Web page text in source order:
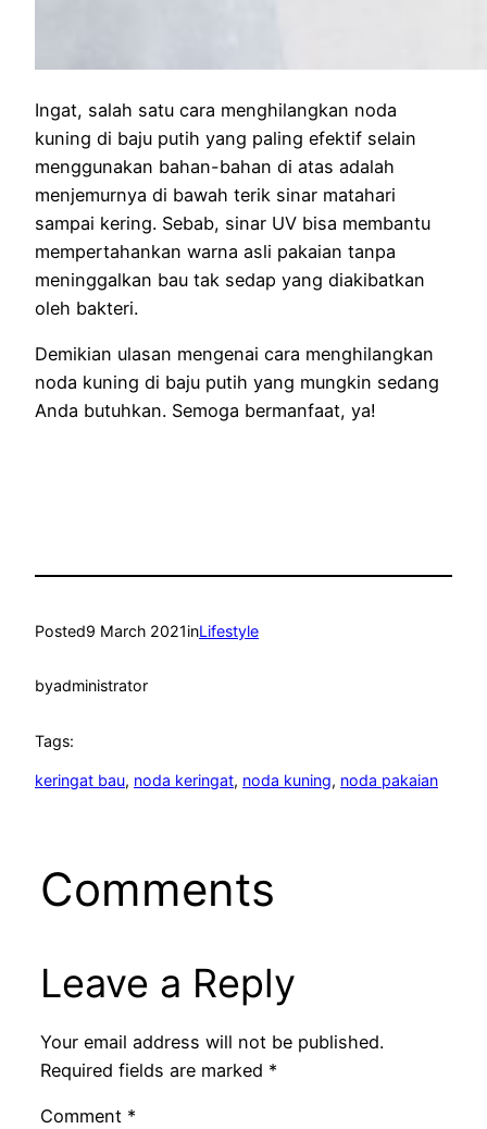
Ingat, salah satu cara menghilangkan noda
kuning di baju putih yang paling efektif selain
menggunakan bahan-bahan di atas adalah
menjemurnya di bawah terik sinar matahari
sampai kering. Sebab, sinar UV bisa membantu
mempertahankan warna asli pakaian tanpa
meninggalkan bau tak sedap yang diakibatkan
oleh bakteri.
Demikian ulasan mengenai cara menghilangkan
noda kuning di baju putih yang mungkin sedang
Anda butuhkan. Semoga bermanfaat, ya!
Posted9 March 2021inLifestyle
byadministrator
Tags:
keringat bau, noda keringat, noda kuning, noda pakaian
Comments
Leave a Reply
Your email address will not be published.
Required fields are marked *
Comment *